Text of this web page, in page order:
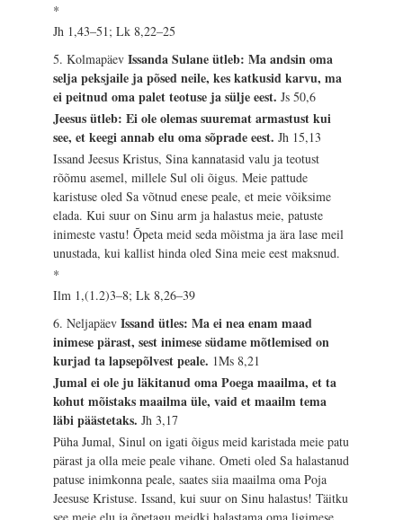
*
Jh 1,43–51; Lk 8,22–25
5. KolmapäevIssanda Sulane ütleb: Ma andsin oma
selja peksjaile ja põsed neile, kes katkusid karvu, ma
ei peitnud oma palet teotuse ja sülje eest.Js 50,6
Jeesus ütleb: Ei ole olemas suuremat armastust kui
see, et keegi annab elu oma sõprade eest.Jh 15,13
Issand Jeesus Kristus, Sina kannatasid valu ja teotust
rõõmu asemel, millele Sul oli õigus. Meie pattude
karistuse oled Sa võtnud enese peale, et meie võiksime
elada. Kui suur on Sinu arm ja halastus meie, patuste
inimeste vastu! Õpeta meid seda mõistma ja ära lase meil
unustada, kui kallist hinda oled Sina meie eest maksnud.
*
Ilm 1,(1.2)3–8; Lk 8,26–39
6. NeljapäevIssand ütles: Ma ei nea enam maad
inimese pärast, sest inimese südame mõtlemised on
kurjad ta lapsepõlvest peale. 1Ms 8,21
Jumal ei ole ju läkitanud oma Poega maailma, et ta
kohut mõistaks maailma üle, vaid et maailm tema
läbi päästetaks.Jh 3,17
Püha Jumal, Sinul on igati õigus meid karistada meie patu
pärast ja olla meie peale vihane. Ometi oled Sa halastanud
patuse inimkonna peale, saates siia maailma oma Poja
Jeesuse Kristuse. Issand, kui suur on Sinu halastus! Täitku